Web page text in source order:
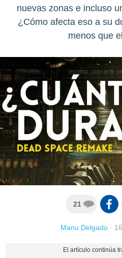
nuevas zonas e incluso
¿Cómo afecta eso a su
menos que
21
Manu Delgado ·